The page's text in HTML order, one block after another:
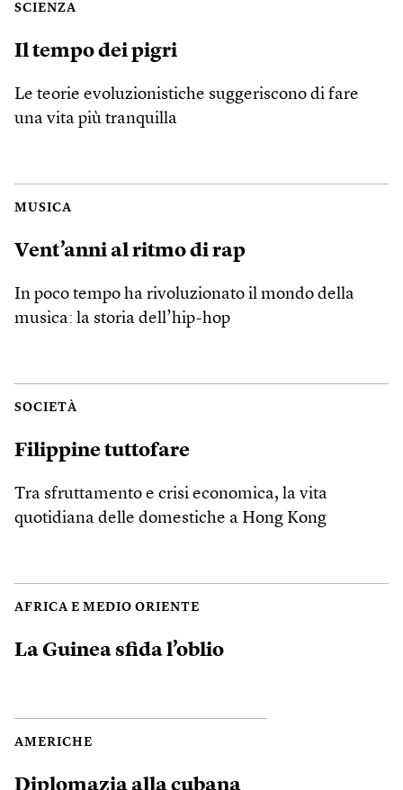
SCIENZA
Il tempo dei pigri
Le teorie evoluzionistiche suggeriscono di fare
una vita più tranquilla
MUSICA
Vent’anni al ritmo di rap
In poco tempo ha rivoluzionato il mondo della
musica: la storia dell’hip-hop
SOCIETÀ
Filippine tuttofare
Tra sfruttamento e crisi economica, la vita
quotidiana delle domestiche a Hong Kong
AFRICA E MEDIO ORIENTE
La Guinea sfida l’oblio
AMERICHE
Diplomazia alla cubana